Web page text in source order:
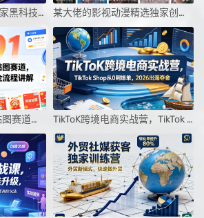
短剧协议矩阵挂G，独家黑科技，单台设备一天100+，暴力稳定玩法【揭秘】 某大佬的影视动漫精选独家创作实战教学，从0到1落地，新手也能轻松签约抖音精选独家
公众号流量主之祝福贴图赛道，受众广+高互动，从0-1全流程讲解 TikToK跨境电商实战营，TikTok Shop从0到爆单，2026出海夺金